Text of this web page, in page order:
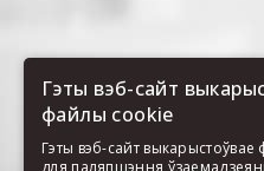
Гэты вэб-сайт
файлы cookie
Гэты вэб-сайт
для паляпшэння